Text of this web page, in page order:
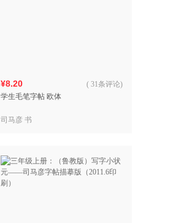
¥8.20
学生毛笔字帖 欧体
( 31条评论)
司马彦 书